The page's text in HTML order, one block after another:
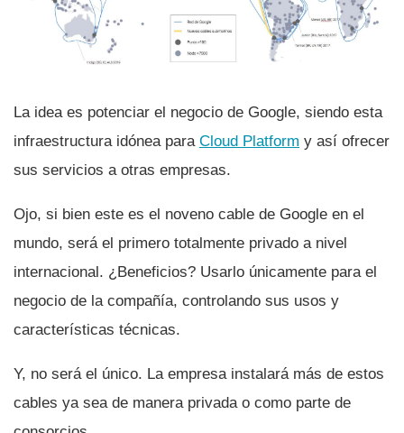
La idea es potenciar el negocio de Google, siendo esta
infraestructura idónea para Cloud Platform y así­ ofrecer
sus servicios a otras empresas.
Ojo, si bien este es el noveno cable de Google en el
mundo, será el primero totalmente privado a nivel
internacional. ¿Beneficios? Usarlo únicamente para el
negocio de la compañí­a, controlando sus usos y
caracterí­sticas técnicas.
Y, no será el único. La empresa instalará más de estos
cables ya sea de manera privada o como parte de